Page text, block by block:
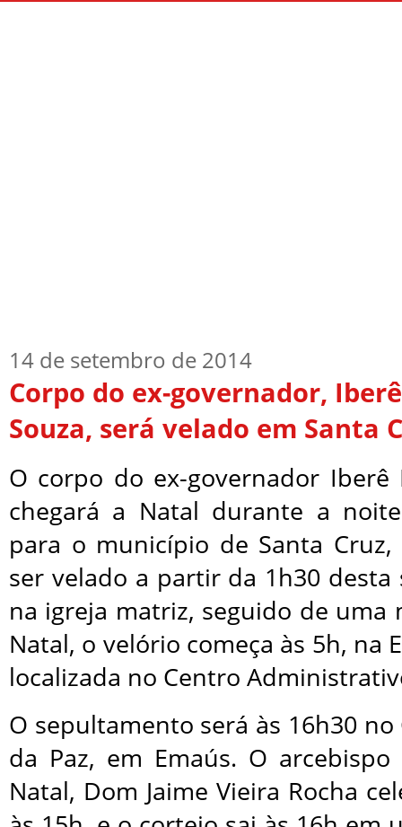
14 de setembro de 2014
Corpo do ex-governador,
Souza, será velado em Santa
O corpo do ex-governador Iberê
chegará a Natal durante a
para o município de Santa
ser velado a partir da 1h30 desta
na igreja matriz, seguido de uma
Natal, o velório começa às 5h, na
localizada no Centro
O sepultamento será às 16h30
da Paz, em Emaús. O
Natal, Dom Jaime Vieira Rocha